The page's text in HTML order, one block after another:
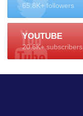
65.8K+ followers
YOUTUBE
20.6K+ subscribers